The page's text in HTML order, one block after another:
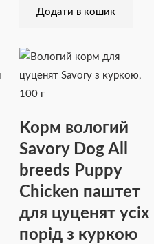
Додати в кошик
Корм вологий
Savory Dog All
breeds Puppy
Chicken паштет
для цуценят усіх
порід з куркою